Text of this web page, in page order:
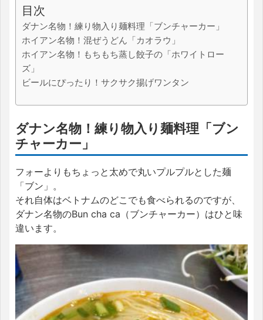
目次
ダナン名物！練り物入り麺料理「ブンチャーカー」
ホイアン名物！混ぜうどん「カオラウ」
ホイアン名物！もちもち蒸し餃子の「ホワイトロー
ズ」
ビールにぴったり！サクサク揚げワンタン
ダナン名物！練り物入り麺料理「ブン
チャーカー」
フォーよりもちょっと太めで丸いプルプルとした麺
「ブン」。
それ自体はベトナムのどこでも食べられるのですが、
ダナン名物のBun cha ca（ブンチャーカー）はひと味
違います。